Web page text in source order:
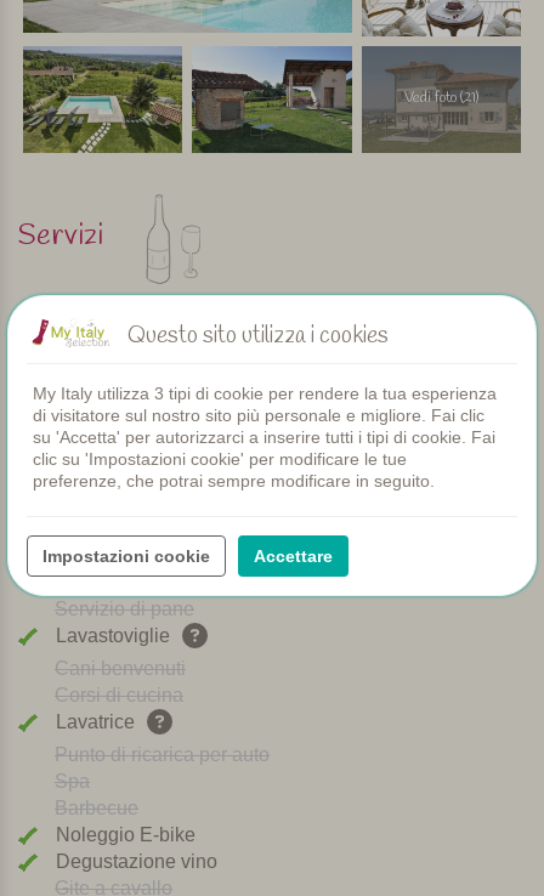
Vedi foto (21)
Servizi
Piscina
Camere
Piscina bambini
Cene comuni
WIFI
Aria condizionata
Parco giochi
Servizio di pane
Lavastoviglie
Cani benvenuti
Corsi di cucina
Lavatrice
Punto di ricarica per auto
Spa
Barbecue
Noleggio E-bike
Degustazione vino
Gite a cavallo
Questo sito utilizza i cookies
My Italy utilizza 3 tipi di cookie per rendere la tua esperienza
di visitatore sul nostro sito più personale e migliore. Fai clic
su 'Accetta' per autorizzarci a inserire tutti i tipi di cookie. Fai
clic su 'Impostazioni cookie' per modificare le tue
preferenze, che potrai sempre modificare in seguito.
Impostazioni cookie Accettare